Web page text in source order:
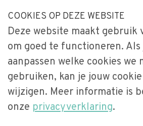
Our Phone Number:
033-2473461 Our Email
Home
Uitgelicht
Activiteiten
Over Vide
Leerstoel
COOKIES OP DEZE WEBSITE
Deze website maakt gebruik
om goed te functioneren.
aanpassen welke cookies we
gebruiken, kan je jouw
wijzigen. Meer informatie is
onze privacyverklaring.